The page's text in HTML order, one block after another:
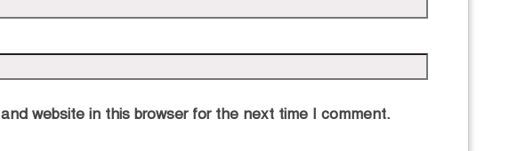
website in this browser for the next time I comment.